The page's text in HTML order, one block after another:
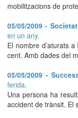
mobilitzacions de
05/05/2009 - Societat
en un any.
El nombre d’aturats
cent. Amb dades del
05/05/2009 -
ferida.
Una persona ha
accident de trànsit. El